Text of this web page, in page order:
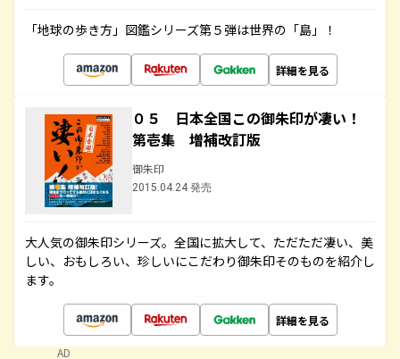
「地球の歩き方」図鑑シリーズ第５弾は世界の「島」！
詳細を見る
０５ 日本全国この御朱印が凄い！
第壱集 増補改訂版
御朱印
2015.04.24 発売
大人気の御朱印シリーズ。全国に拡大して、ただただ凄い、美
しい、おもしろい、珍しいにこだわり御朱印そのものを紹介し
ます。
詳細を見る
AD